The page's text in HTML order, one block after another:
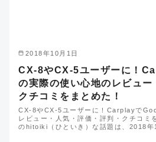
2018年10月1日
CX-8やCX-5ユーザーに！
の実際の使い心地のレビュー
クチコミをまとめた！
CX-8やCX-5ユーザーに！Carplayで
レビュー・人気・評価・評判・クチコミ
のhitoiki（ひといき）な話題は、2018